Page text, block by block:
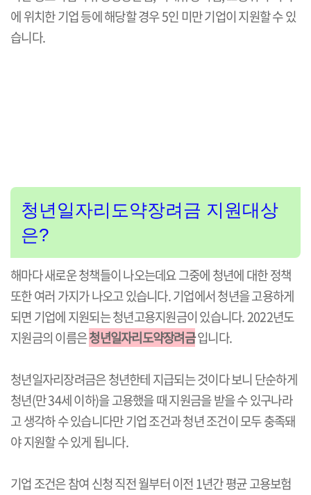
에 위치한 기업 등에 해당할 경우 5인 미만 기업이 지원할 수 있
습니다.
청년일자리도약장려금 지원대상
은?
해마다 새로운 청책들이 나오는데요 그중에 청년에 대한 정책
또한 여러 가지가 나오고 있습니다. 기업에서 청년을 고용하게
되면 기업에 지원되는 청년고용지원금이 있습니다. 2022년도
지원금의 이름은청년일자리도약장려금입니다.
청년일자리장려금은 청년한테 지급되는 것이다 보니 단순하게
청년(만 34세 이하)을 고용했을 때 지원금을 받을 수 있구나라
고 생각하 수 있습니다만 기업 조건과 청년 조건이 모두 충족돼
야 지원할 수 있게 됩니다.
기업 조건은 참여 신청 직전 월부터 이전 1년간 평균 고용보험